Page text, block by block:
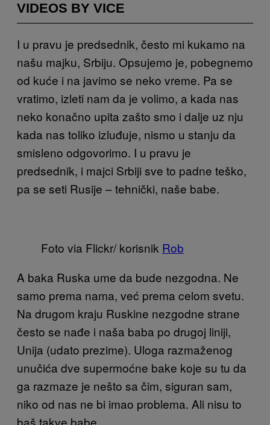
VIDEOS BY VICE
I u pravu je predsednik, često mi kukamo na
našu majku, Srbiju. Opsujemo je, pobegnemo
od kuće i na javimo se neko vreme. Pa se
vratimo, izleti nam da je volimo, a kada nas
neko konačno upita zašto smo i dalje uz nju
kada nas toliko izluđuje, nismo u stanju da
smisleno odgovorimo. I u pravu je
predsednik, i majci Srbiji sve to padne teško,
pa se seti Rusije – tehnički, naše babe.
Foto via Flickr/ korisnik Rob
A baka Ruska ume da bude nezgodna. Ne
samo prema nama, već prema celom svetu.
Na drugom kraju Ruskine nezgodne strane
često se nađe i naša baba po drugoj liniji,
Unija (udato prezime). Uloga razmaženog
unučića dve supermoćne bake koje su tu da
ga razmaze je nešto sa čim, siguran sam,
niko od nas ne bi imao problema. Ali nisu to
baš takve babe.